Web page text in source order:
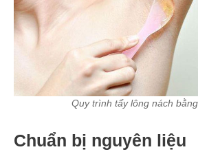
Quy trình tẩy lông nách
Chuẩn bị nguyên liệu